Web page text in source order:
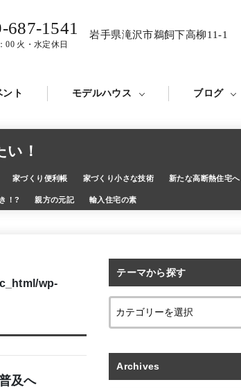
687-1541
00 火・水定休日
岩手県滝沢市鵜飼下高柳11-1
ント モデルハウス ブログ
い！
家づくり便利帳 家づくり小さな技術 新たな高断熱住宅へ
！? 親方の元記 輸入住宅の素
wp-
及へ
テーマから探す
Archives